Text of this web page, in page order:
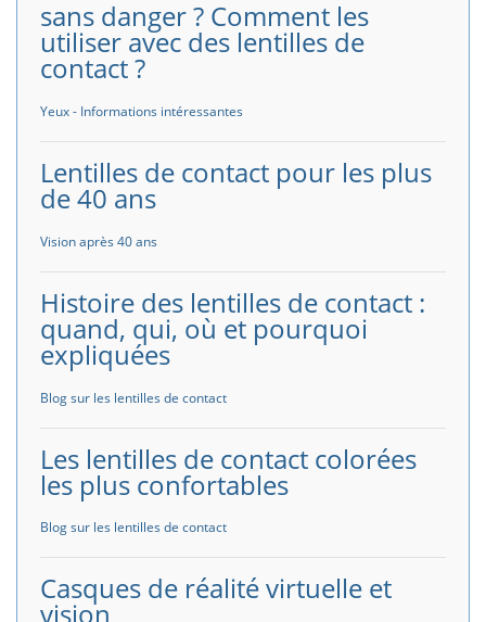
sans danger ? Comment les
utiliser avec des lentilles de
contact ?
Yeux - Informations intéressantes
Lentilles de contact pour les plus
de 40 ans
Vision après 40 ans
Histoire des lentilles de contact :
quand, qui, où et pourquoi
expliquées
Blog sur les lentilles de contact
Les lentilles de contact colorées
les plus confortables
Blog sur les lentilles de contact
Casques de réalité virtuelle et
vision